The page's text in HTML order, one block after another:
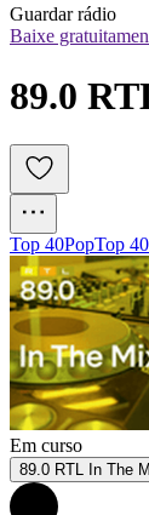
Guardar rádio
Baixe
Top 40PopTop
Em curso
89.0 RTL In The